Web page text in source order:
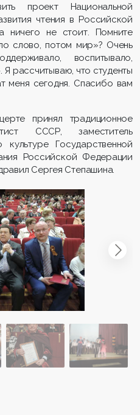
проект Национальной
чтения в Российской
не стоит. Помните
слово, потом мир»? Очень
воспитывало,
рассчитываю, что студенты
меня сегодня. Спасибо вам
принял традиционное
СССР, заместитель
Государственной
Российской Федерации
Сергея Степашина.